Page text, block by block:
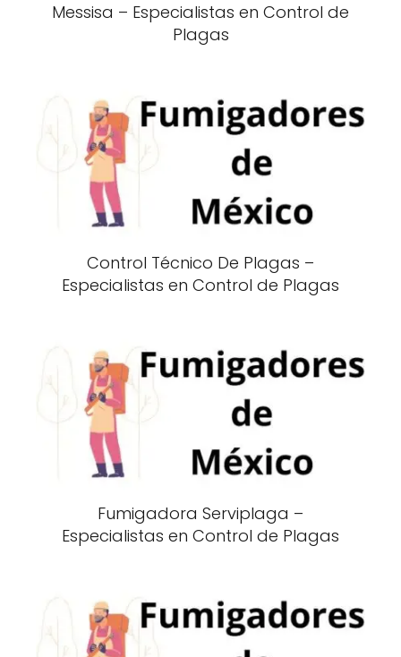
Messisa – Especialistas en Control de
Plagas
Control Técnico De Plagas –
Especialistas en Control de Plagas
Fumigadora Serviplaga –
Especialistas en Control de Plagas